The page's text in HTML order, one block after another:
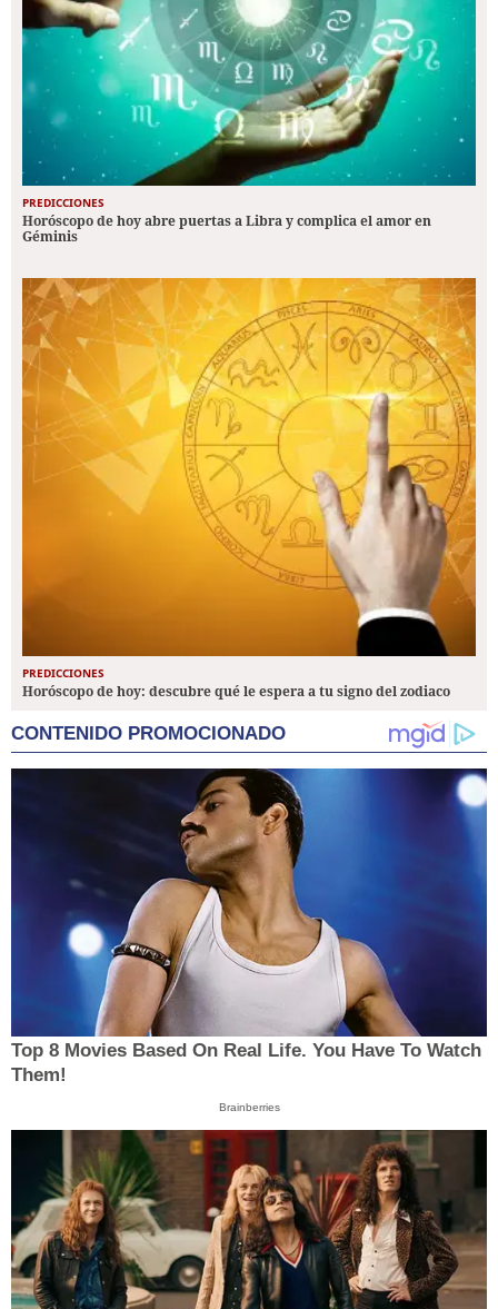
PREDICCIONES
Horóscopo de hoy abre puertas a Libra y complica el amor en
Géminis
PREDICCIONES
Horóscopo de hoy: descubre qué le espera a tu signo del zodiaco
CONTENIDO PROMOCIONADO
Top 8 Movies Based On Real Life. You Have To Watch
Them!
Brainberries